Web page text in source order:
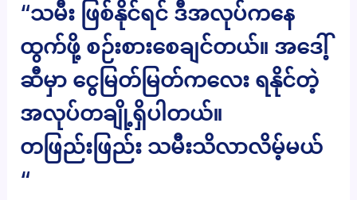
“သမီး ဖြစ်နိုင်ရင် ဒီအလုပ်ကနေ
ထွက်ဖို့ စဉ်းစားစေချင်တယ်။ အဒေါ့်
ဆီမှာ ငွေမြတ်မြတ်ကလေး ရနိုင်တဲ့
အလုပ်တချို့ရှိပါတယ်။
တဖြည်းဖြည်း သမီးသိလာလိမ့်မယ်
“